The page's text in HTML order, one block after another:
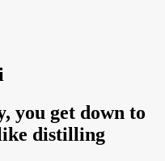
you get down to
distilling